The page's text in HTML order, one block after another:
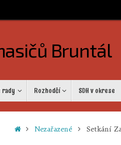
Bruntál
rady Rozhodčí SDH v okrese
HomeNezařazené Setkání